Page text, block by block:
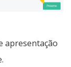
apresentação